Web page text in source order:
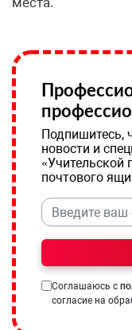
Подпишитесь,
новости и
«Учительской
почтового
Соглашаюсь с
согласие на